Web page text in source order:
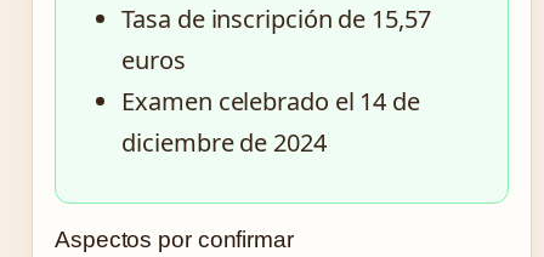
Tasa de inscripción de 15,57
euros
Examen celebrado el 14 de
diciembre de 2024
Aspectos por confirmar